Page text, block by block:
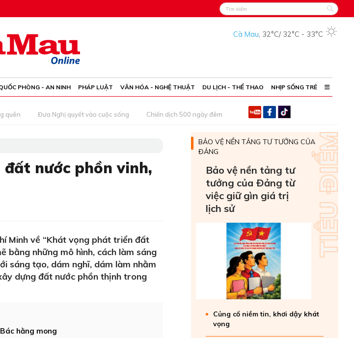
Cà Mau, 32°C/ 32°C - 33°C
PHÒNG - AN NINH PHÁP LUẬT VĂN HÓA - NGHỆ THUẬT DU LỊCH - THỂ THAO NHỊP SỐNG TRẺ
quên Đưa Nghị quyết vào cuộc sống Chiến dịch 500 ngày đêm
nước phồn vinh,
Minh về “Khát vọng phát triển đất
bằng những mô hình, cách làm sáng
sáng tạo, dám nghĩ, dám làm nhằm
dựng đất nước phồn thịnh trong
hằng mong
BẢO VỆ NỀN TẢNG TƯ TƯỞNG CỦA
ĐẢNG
Bảo vệ nền tảng tư
tưởng của Ðảng từ
việc giữ gìn giá trị
lịch sử
Củng cố niềm tin, khơi dậy khát
vọng